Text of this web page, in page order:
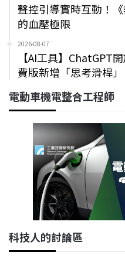
聲控引導實時互動！
的血壓極限
2026-08-07
【AI工具】ChatGPT
費版新增「思考滑桿」
電動車機電整合工程師
科技人的討論區